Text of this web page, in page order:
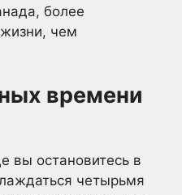
более
чем
времени
вы остановитесь в
четырьмя